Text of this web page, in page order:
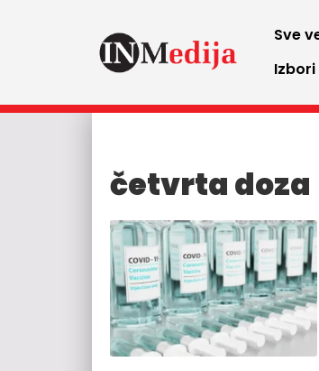
Sve
četvrta doza